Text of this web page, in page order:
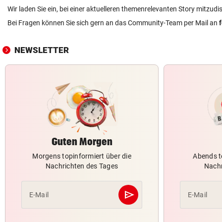
Wir laden Sie ein, bei einer aktuelleren themenrelevanten Story
Bei Fragen können Sie sich gern an das Community-Team per Mail an
NEWSLETTER
Guten Morgen
Morgens topinformiert über die
Nachrichten des Tages
E-Mail send
Abschicken
Abends
E-Mail